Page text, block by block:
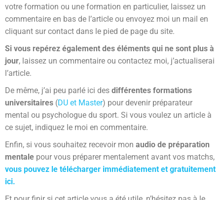
votre formation ou une formation en particulier, laissez un
commentaire en bas de l’article ou envoyez moi un mail en
cliquant sur contact dans le pied de page du site.
Si vous repérez également des éléments qui ne sont plus à
jour, laissez un commentaire ou contactez moi, j’actualiserai
l’article.
De même, j’ai peu parlé ici des différentes formations
universitaires (DU et Master) pour devenir préparateur
mental ou psychologue du sport. Si vous voulez un article à
ce sujet, indiquez le moi en commentaire.
Enfin, si vous souhaitez recevoir mon audio de préparation
mentale pour vous préparer mentalement avant vos matchs,
vous pouvez le télécharger immédiatement et gratuitement
ici.